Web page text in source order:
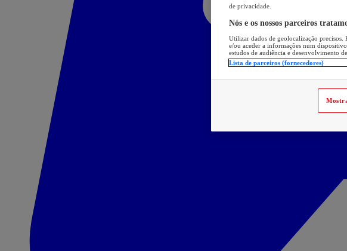
de privacidade.
Nós e os nossos parceiros
Utilizar dados de geolocalização
e/ou aceder a informações num
estudos de audiência e desenvolvimento
Lista de parceiros (fornecedores)